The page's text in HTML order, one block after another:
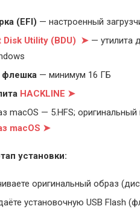
(EFI) — настроенный
Disk Utility (BDU) ➤ — утилита
флешка — минимум 16 ГБ
HACKLINE ➤
macOS — 5.HFS; оригинальный
macOS ➤
установки:
оригинальный образ
установочную USB Flash